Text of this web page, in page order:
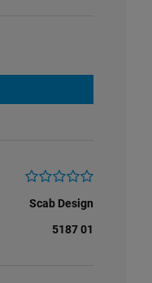
Scab Design
5187 01